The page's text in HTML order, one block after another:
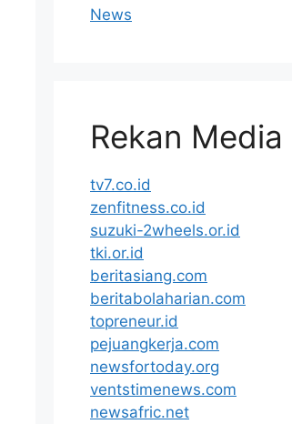
News
Rekan Media
tv7.co.id
zenfitness.co.id
suzuki-2wheels.or.id
tki.or.id
beritasiang.com
beritabolaharian.com
topreneur.id
pejuangkerja.com
newsfortoday.org
ventstimenews.com
newsafric.net